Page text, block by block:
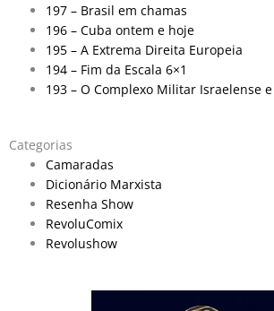
197 – Brasil em chamas
196 – Cuba ontem e hoje
195 – A Extrema Direita Europeia
194 – Fim da Escala 6×1
193 – O Complexo Militar Israelense
Categorias
Camaradas
Dicionário Marxista
Resenha Show
RevoluComix
Revolushow